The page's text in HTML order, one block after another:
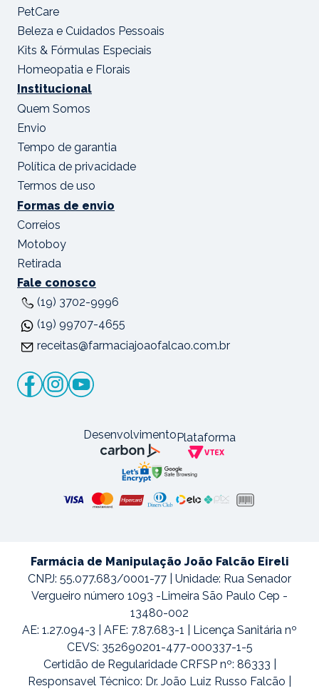
PetCare
Beleza e Cuidados Pessoais
Kits & Fórmulas Especiais
Homeopatia e Florais
Institucional
Quem Somos
Envio
Tempo de garantia
Política de privacidade
Termos de uso
Formas de envio
Correios
Motoboy
Retirada
Fale conosco
(19) 3702-9996
(19) 99707-4655
receitas@farmaciajoaofalcao.com.br
DesenvolvimentoPlataforma
Farmácia de Manipulação João Falcão Eireli
CNPJ: 55.077.683/0001-77 | Unidade: Rua Senador
Vergueiro número 1093 -Limeira São Paulo Cep -
13480-002
AE: 1.27.094-3 | AFE: 7.87.683-1 | Licença Sanitária nº
CEVS: 352690201-477-000337-1-5
Certidão de Regularidade CRFSP nº: 86333 |
Responsavel Técnico: Dr. João Luiz Russo Falcão |